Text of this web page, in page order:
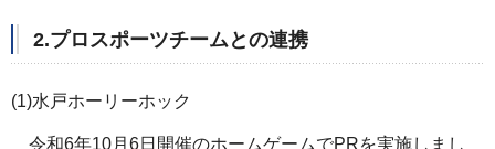
2.プロスポーツチームとの連携
(1)水戸ホーリーホック
令和6年10月6日開催のホームゲームでPRを実施しまし